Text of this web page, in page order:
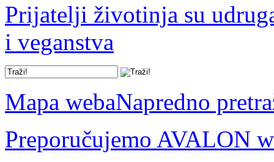
Prijatelji životinja su
i veganstva
Mapa webaNapredno
Preporučujemo AVALON